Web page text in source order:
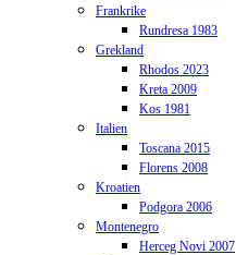
Frankrike
Rundresa 1983
Grekland
Rhodos 2023
Kreta 2009
Kos 1981
Italien
Toscana 2015
Florens 2008
Kroatien
Podgora 2006
Montenegro
Herceg Novi 2007